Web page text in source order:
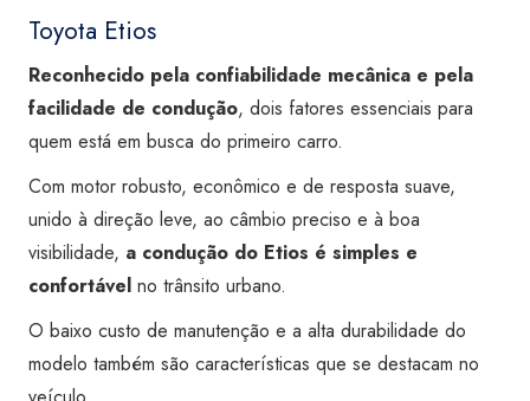
Toyota Etios
Reconhecido pela confiabilidade mecânica e pela
facilidade de condução, dois fatores essenciais para
quem está em busca do primeiro carro.
Com motor robusto, econômico e de resposta suave,
unido à direção leve, ao câmbio preciso e à boa
visibilidade, a condução do Etios é simples e
confortável no trânsito urbano.
O baixo custo de manutenção e a alta durabilidade do
modelo também são características que se destacam no